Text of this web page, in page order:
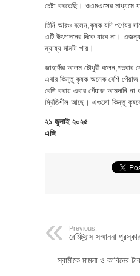
চেষ্টা করতেছি। ওএমএসের মাধ্যমে
তিনি আরও বলেন,কৃষক যদি পণ্যের
এটি উৎপাদনের দিকে যাবে না।
ন্যায্য দামটা পায়।
জাহাঙ্গীর আলম চৌধুরী বলেন,গতবার
এবার কিন্তু কৃষক অনেক বেশি
বেশি করায় এবার পেঁয়াজ আমদানি না
স্থিতিশীল আছে। এগুলো কিন্তু
২১ জুলাই ২০২৫
এজি
Previous:
রেমিট্যান্স সম্মাননা
স্বামীকে মামলা ও কাবিনের